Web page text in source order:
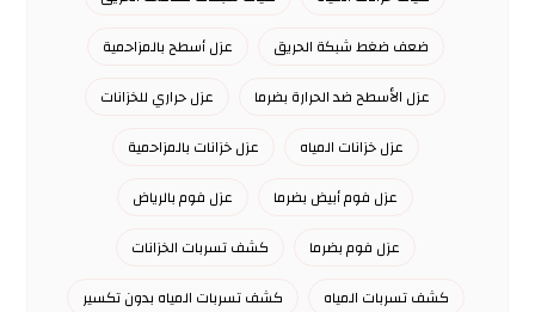
ضعف ضغط شبكة الحريق
عزل أسطح بالمزاحمية
عزل الأسطح ضد الحرارة بضرما
عزل حراري للخزانات
عزل خزانات المياه
عزل خزانات بالمزاحمية
عزل فوم أبيض بضرما
عزل فوم بالرياض
عزل فوم بضرما
كشف تسربات الخزانات
كشف تسربات المياه
كشف تسربات المياه بدون تكسير